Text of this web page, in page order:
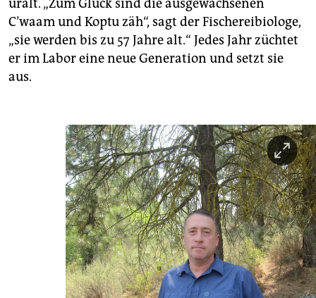
uralt. „Zum Glück sind die ausgewachsenen
C’waam und Koptu zäh“, sagt der Fischereibiologe,
„sie werden bis zu 57 Jahre alt.“ Jedes Jahr züchtet
er im Labor eine neue Generation und setzt sie
aus.